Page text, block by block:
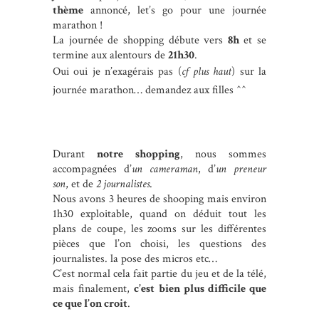
thème annoncé, let’s go pour une journée
marathon !
La journée de shopping débute vers 8het se
termine aux alentours de21h30.
Oui oui je n’exagérais pas (cf plus haut) sur la
journée marathon… demandez aux filles ^^
Durantnotre shopping, nous sommes
accompagnées d’un cameraman, d’un preneur
son, et de2 journalistes.
Nous avons 3 heures de shooping mais environ
1h30 exploitable, quand on déduit tout les
plans de coupe, les zooms sur les différentes
pièces que l’on choisi, les questions des
journalistes. la pose des micros etc…
C’est normal cela fait partie du jeu et de la télé,
mais finalement,c’est bien plus difficile que
ce que l’on croit.